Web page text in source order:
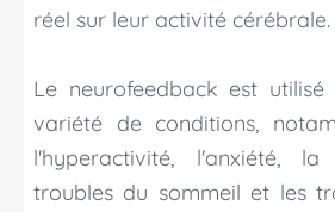
réel sur leur activité cérébrale.
Le neurofeedback est
variété de conditions,
l'hyperactivité, l'anxiété, la
troubles du sommeil et les